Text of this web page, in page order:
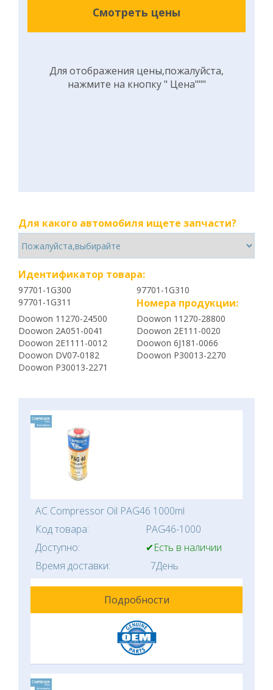
Смотреть цены
Для отображения цены,пожалуйста,
нажмите на кнопку " Цена"""
Для какого автомобиля ищете запчасти?
Идентификатор товара:
97701-1G300
97701-1G310
97701-1G311
Номера продукции:
Doowon 11270-24500
Doowon 11270-28800
Doowon 2A051-0041
Doowon 2E111-0020
Doowon 2E1111-0012
Doowon 6J181-0066
Doowon DV07-0182
Doowon P30013-2270
Doowon P30013-2271
AC Compressor Oil PAG46 1000ml
Код товара:
PAG46-1000
Доступно:
✔Есть в наличии
Время доставки:
7День
Подробности